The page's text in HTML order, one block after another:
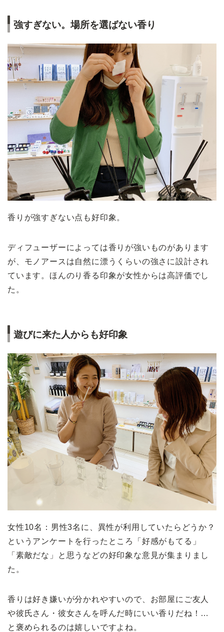
強すぎない。場所を選ばない香り
香りが強すぎない点も好印象。
ディフューザーによっては香りが強いものがあります
が、モノアースは自然に漂うくらいの強さに設計され
ています。ほんのり香る印象が女性からは高評価でし
た。
遊びに来た人からも好印象
女性10名：男性3名に、異性が利用していたらどうか？
というアンケートを行ったところ「好感がもてる」
「素敵だな」と思うなどの好印象な意見が集まりまし
た。
香りは好き嫌いが分かれやすいので、お部屋にご友人
や彼氏さん・彼女さんを呼んだ時にいい香りだね！…
と褒められるのは嬉しいですよね。